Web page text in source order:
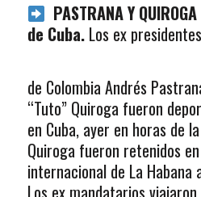
PASTRANA Y
de Cuba.Los ex presidentes
de Colombia Andrés
“Tuto” Quiroga fueron
en Cuba, ayer en horas de
Quiroga fueron retenidos
internacional de La Habana